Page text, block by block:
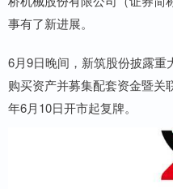
事有了新进展。
6月9日晚间，新筑股份披露重
购买资产并募集配套资金暨关
年6月10日开市起复牌。